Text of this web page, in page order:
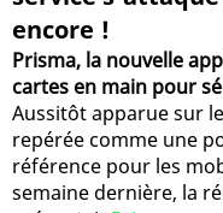
encore !
Prisma, la nouvelle
cartes en main pour
Aussitôt apparue sur
repérée comme une
référence pour les
semaine dernière, la